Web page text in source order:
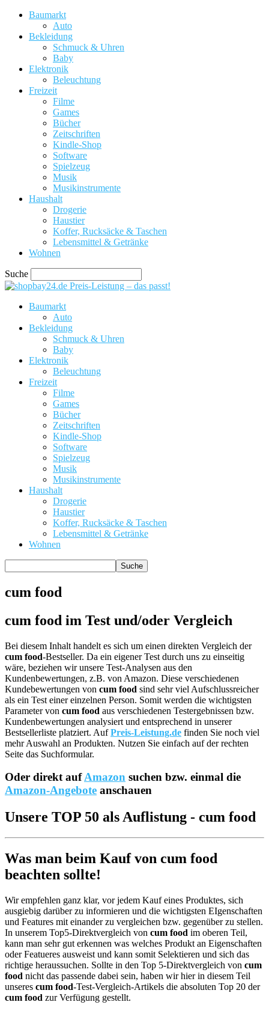
Baumarkt
Auto
Bekleidung
Schmuck & Uhren
Baby
Elektronik
Beleuchtung
Freizeit
Filme
Games
Bücher
Zeitschriften
Kindle-Shop
Software
Spielzeug
Musik
Musikinstrumente
Haushalt
Drogerie
Haustier
Koffer, Rucksäcke & Taschen
Lebensmittel & Getränke
Wohnen
Suche
Preis-Leistung – das passt!
Baumarkt
Auto
Bekleidung
Schmuck & Uhren
Baby
Elektronik
Beleuchtung
Freizeit
Filme
Games
Bücher
Zeitschriften
Kindle-Shop
Software
Spielzeug
Musik
Musikinstrumente
Haushalt
Drogerie
Haustier
Koffer, Rucksäcke & Taschen
Lebensmittel & Getränke
Wohnen
cum food
cum food im Test und/oder Vergleich
Bei diesem Inhalt handelt es sich um einen direkten Vergleich der
cum food-Bestseller. Da ein eigener Test durch uns zu einseitig
wäre, beziehen wir unsere Test-Analysen aus den
Kundenbewertungen, z.B. von Amazon. Diese verschiedenen
Kundebewertungen von cum food sind sehr viel Aufschlussreicher
als ein Test einer einzelnen Person. Somit werden die wichtigsten
Parameter von cum food aus verschiedenen Testergebnissen bzw.
Kundenbewertungen analysiert und entsprechend in unserer
Bestsellerliste platziert. AufPreis-Leistung.de finden Sie noch viel
mehr Auswahl an Produkten. Nutzen Sie einfach auf der rechten
Seite das Suchformular.
Oder direkt aufAmazon suchen bzw. einmal die
Amazon-Angebote anschauen
Unsere TOP 50 als Auflistung - cum food
Was man beim Kauf von cum food
beachten sollte!
Wir empfehlen ganz klar, vor jedem Kauf eines Produktes, sich
ausgiebig darüber zu informieren und die wichtigsten EIgenschaften
und Features mit einander zu vergleichen bzw. gegenüber zu stellen.
In unserem Top5-Direktvergleich von cum food im oberen Teil,
kann man sehr gut erkennen was welches Produkt an Eigenschaften
oder Featueres ausweist und kann somit Selektieren und sich das
richtige heraussuchen. Sollte in den Top 5-Direktvergleich von cum
food nicht das passende dabei sein, haben wir hier in diesem Teil
unseres cum food-Test-Vergleich-Artikels die absoluten Top 20 der
cum food zur Verfügung gestellt.